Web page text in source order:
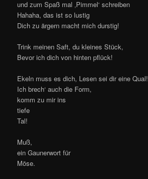
und zum Spaß mal ‚Pimmel‘ schreiben
Hahaha, das ist so lustig
Dich zu ärgern macht mich durstig!
Trink meinen Saft, du kleines Stück,
Bevor ich dich von hinten pflück!
Ekeln muss es dich, Lesen sei dir eine Qual!
Ich brech‘ auch die Form,
komm zu mir ins
tiefe
Tal!
Muß,
ein Gaunerwort für
Möse.